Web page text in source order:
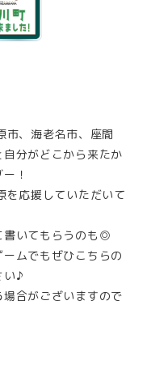
市、海老名市、座間
分がどこから来たか
！
を応援していただいて
書いてもらうのも◎
ムでもぜひこちらの
い♪
合がございますので